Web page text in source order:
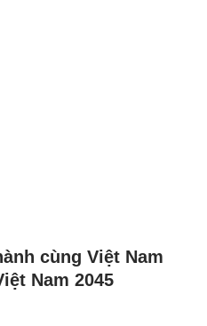
cùng Việt Nam
Nam 2045